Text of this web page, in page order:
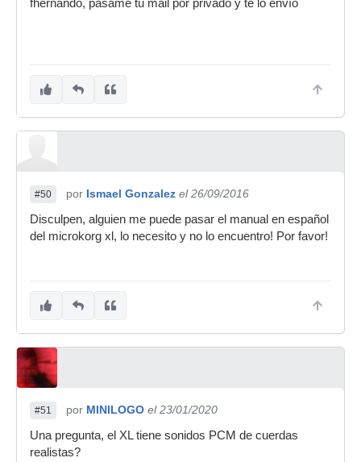
fhernando, pásame tu mail por privado y te lo envío
#50 por Ismael Gonzalez el 26/09/2016
Disculpen, alguien me puede pasar el manual en español
del microkorg xl, lo necesito y no lo encuentro! Por favor!
#51 por MINILOGO el 23/01/2020
Una pregunta, el XL tiene sonidos PCM de cuerdas
realistas?